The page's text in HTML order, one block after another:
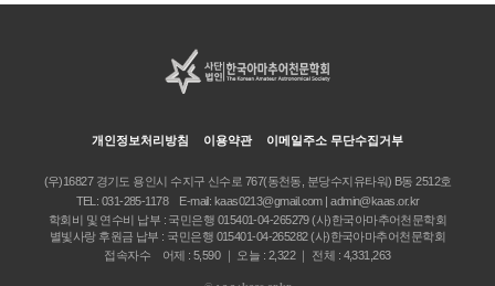
개인정보처리방침 이용약관 이메일주소 무단수집거부
(우)16827 경기도 용인시 수지구 신수로 767(동천동, 분당수지유타워) B동 2512호
TEL: 031-285-1178 E-mail: kaas0213@gmail.com | admin@kaas.or.kr
학회비 및 연수비 납부 : 국민은행 015401-04-265279 (사)한국아마추어천문학회
별빛사랑 후원금 납부 : 국민은행 015401-04-265282 (사)한국아마추어천문학회
접속자수 어제 : 5,590 ｜ 오늘 : 2,322 ｜ 전체 : 4,331,263